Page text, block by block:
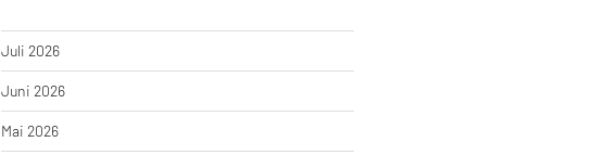
Juli 2026
Juni 2026
Mai 2026